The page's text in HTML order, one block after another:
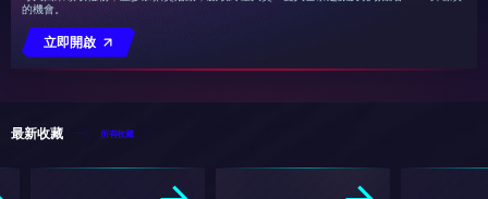
的機會。
立即開啟
最新收藏 所有收藏